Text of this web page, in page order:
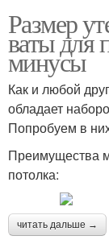
Размер
ваты для
минусы
Как и любой
обладает
Попробуем в
Преимущества
потолка:
читать дальше →